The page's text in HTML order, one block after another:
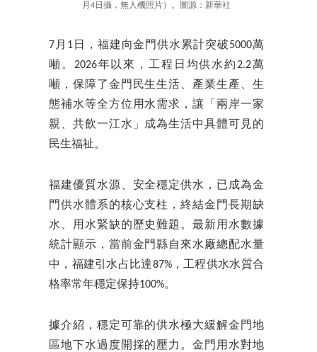
月4日攝，無人機照片）。圖源：新華社
7月1日，福建向金門供水累計突破5000萬
噸。2026年以來，工程日均供水約2.2萬
噸，保障了金門民生生活、產業生產、生
態補水等全方位用水需求，讓「兩岸一家
親、共飲一江水」成為生活中具體可見的
民生福祉。
福建優質水源、安全穩定供水，已成為金
門供水體系的核心支柱，終結金門長期缺
水、用水緊缺的歷史難題。最新用水數據
統計顯示，當前金門縣自來水廠總配水量
中，福建引水占比達87%，工程供水水質合
格率常年穩定保持100%。
據介紹，穩定可靠的供水極大緩解金門地
區地下水過度開採的壓力。金門用水對地